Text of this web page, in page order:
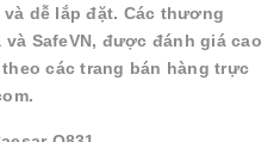
dễ lắp đặt. Các thương
SafeVN, được đánh giá cao
các trang bán hàng trực